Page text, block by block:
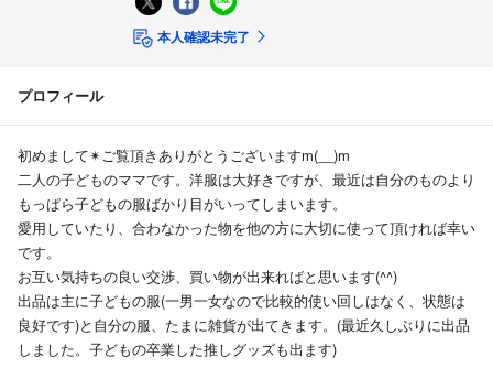
本人確認未完了
プロフィール
初めまして✴ご覧頂きありがとうございますm(__)m
二人の子どものママです。洋服は大好きですが、最近は自分のものより
もっぱら子どもの服ばかり目がいってしまいます。
愛用していたり、合わなかった物を他の方に大切に使って頂ければ幸い
です。
お互い気持ちの良い交渉、買い物が出来ればと思います(^^)
出品は主に子どもの服(一男一女なので比較的使い回しはなく、状態は
良好です)と自分の服、たまに雑貨が出てきます。(最近久しぶりに出品
しました。子どもの卒業した推しグッズも出ます)